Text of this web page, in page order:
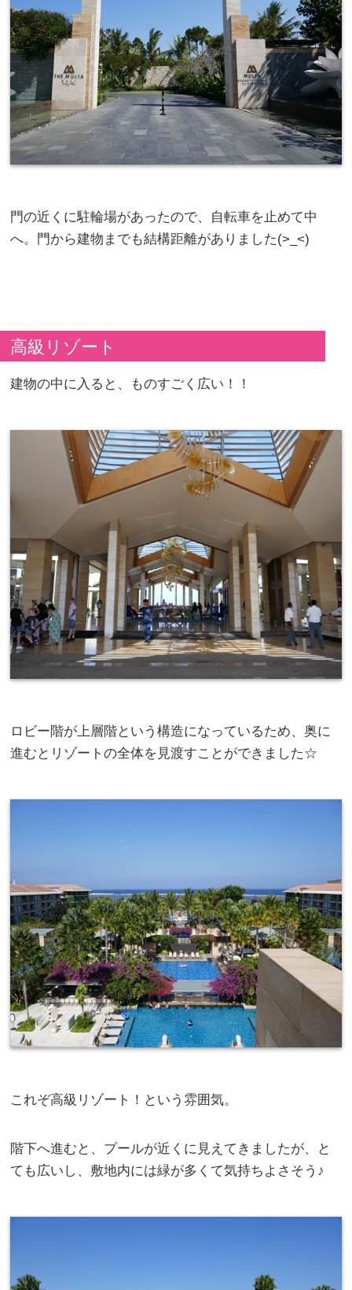
門の近くに駐輪場があったので、自転車を止めて中
へ。門から建物までも結構距離がありました(>_<)
高級リゾート
建物の中に入ると、ものすごく広い！！
ロビー階が上層階という構造になっているため、奥に
進むとリゾートの全体を見渡すことができました☆
これぞ高級リゾート！という雰囲気。
階下へ進むと、プールが近くに見えてきましたが、と
ても広いし、敷地内には緑が多くて気持ちよさそう♪